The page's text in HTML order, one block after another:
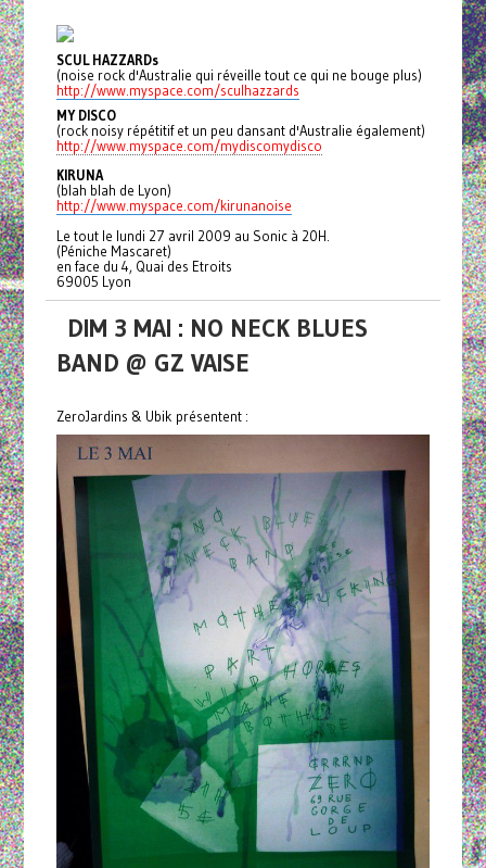
SCUL HAZZARDs
(noise rock d'Australie qui réveille tout ce qui ne bouge plus)
http://www.myspace.com/sculhazzards
MY DISCO
(rock noisy répétitif et un peu dansant d'Australie également)
http://www.myspace.com/mydiscomydisco
KIRUNA
(blah blah de Lyon)
http://www.myspace.com/kirunanoise
Le tout le lundi 27 avril 2009 au Sonic à 20H.
(Péniche Mascaret)
en face du 4, Quai des Etroits
69005 Lyon
DIM 3 MAI : NO NECK BLUES
BAND @ GZ VAISE
ZeroJardins & Ubik présentent :